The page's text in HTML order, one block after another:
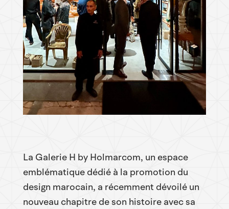
La Galerie H by Holmarcom, un espace
emblématique dédié à la promotion du
design marocain, a récemment dévoilé un
nouveau chapitre de son histoire avec sa